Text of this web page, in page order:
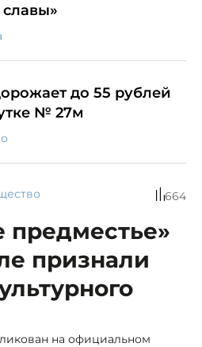
до 55 рублей
№ 27м
664
предместье»
признали
на официальном